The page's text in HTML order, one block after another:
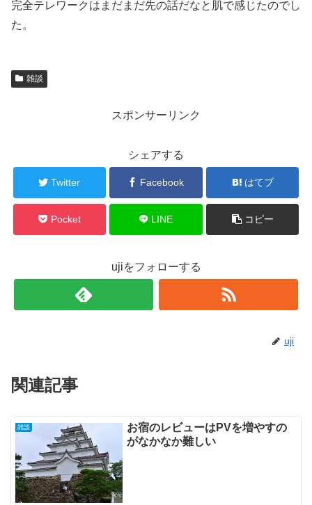
完全テレワークはまだまだ先の話だなと肌で感じたのでし
た。
雑談
スポンサーリンク
シェアする
Twitter Facebook はてブ
Pocket LINE コピー
ujiをフォローする
uji
関連記事
雑談
お宿のレビューはPVを増やすの
がなかなか難しい